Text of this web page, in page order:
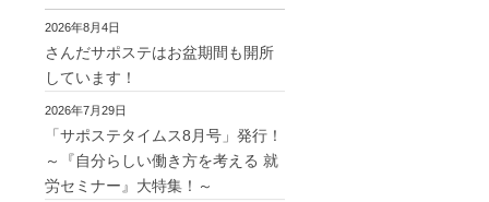
2026年8月4日
さんだサポステはお盆期間も開所
しています！
2026年7月29日
「サポステタイムス8月号」発行！
～『自分らしい働き方を考える 就
労セミナー』大特集！～